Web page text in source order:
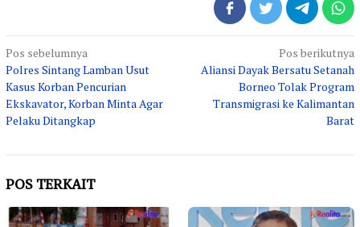
Navigasi
pos
Pos sebelumnya
Polres Sintang Lamban Usut
Kasus Korban Pencurian
Ekskavator, Korban Minta Agar
Pelaku Ditangkap
Pos berikutnya
Aliansi Dayak Bersatu Setanah
Borneo Tolak Program
Transmigrasi ke Kalimantan
Barat
POS TERKAIT